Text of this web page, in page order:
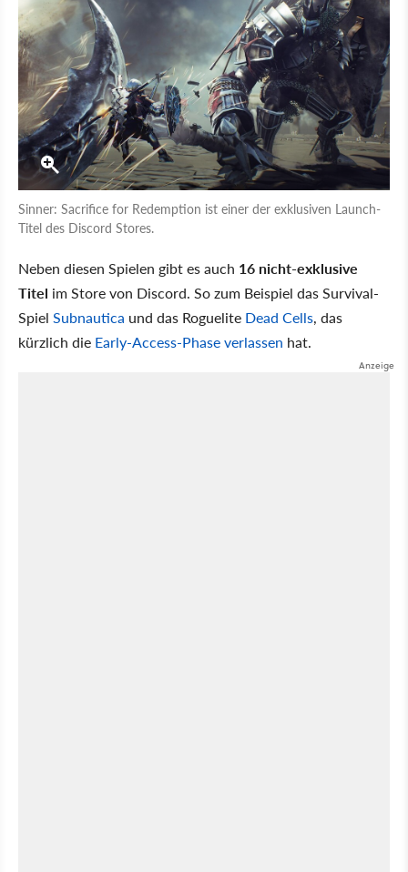
Sinner: Sacrifice for Redemption ist einer der exklusiven Launch-
Titel des Discord Stores.
Neben diesen Spielen gibt es auch 16 nicht-exklusive
Titel im Store von Discord. So zum Beispiel das Survival-
Spiel Subnautica und das Roguelite Dead Cells, das
kürzlich die Early-Access-Phase verlassen hat.